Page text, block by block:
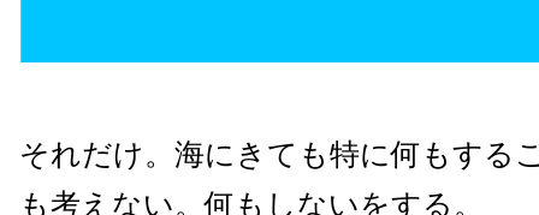
それだけ。海にきても特に何もする
も考えない。何もしないをする。